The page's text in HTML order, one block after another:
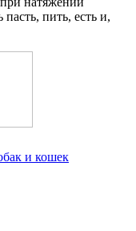
пить, есть и,
и кошек